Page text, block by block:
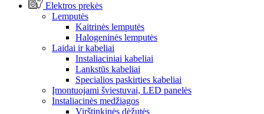
Elektros prekės
Lemputės
Kaitrinės lemputės
Halogeninės lemputės
Laidai ir kabeliai
Instaliaciniai kabeliai
Lankstūs kabeliai
Specialios paskirties kabeliai
Įmontuojami šviestuvai, LED panelės
Instaliacinės medžiagos
Virštinkinės dėžutės